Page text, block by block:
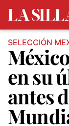
SELECCIÓN
en su
antes